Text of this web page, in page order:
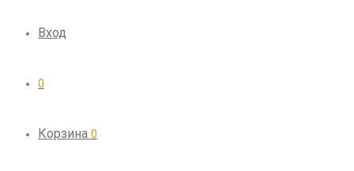
Вход
0
Корзина 0